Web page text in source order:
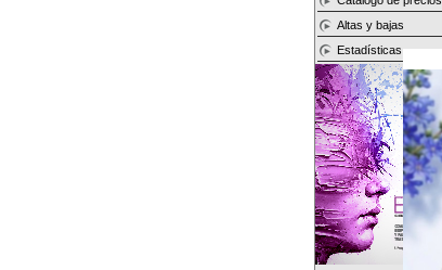
Altas y bajas
Estadísticas